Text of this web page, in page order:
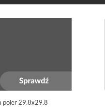
poler 29.8x29.8